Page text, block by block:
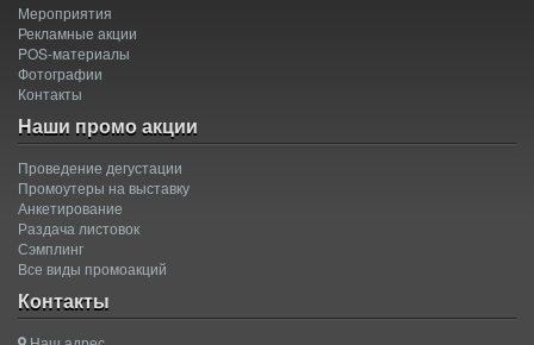
Мероприятия
Рекламные акции
POS-материалы
Фотографии
Контакты
Наши промо акции
Проведение дегустации
Промоутеры на выставку
Анкетирование
Раздача листовок
Сэмплинг
Все виды промоакций
Контакты